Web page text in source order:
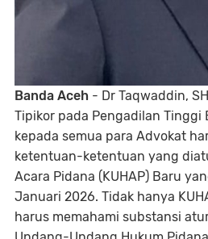
Banda Aceh - Dr Taqwaddin,
Tipikor pada Pengadilan Tinggi
kepada semua para Advokat
ketentuan-ketentuan yang
Acara Pidana (KUHAP) Baru
Januari 2026. Tidak hanya
harus memahami substansi